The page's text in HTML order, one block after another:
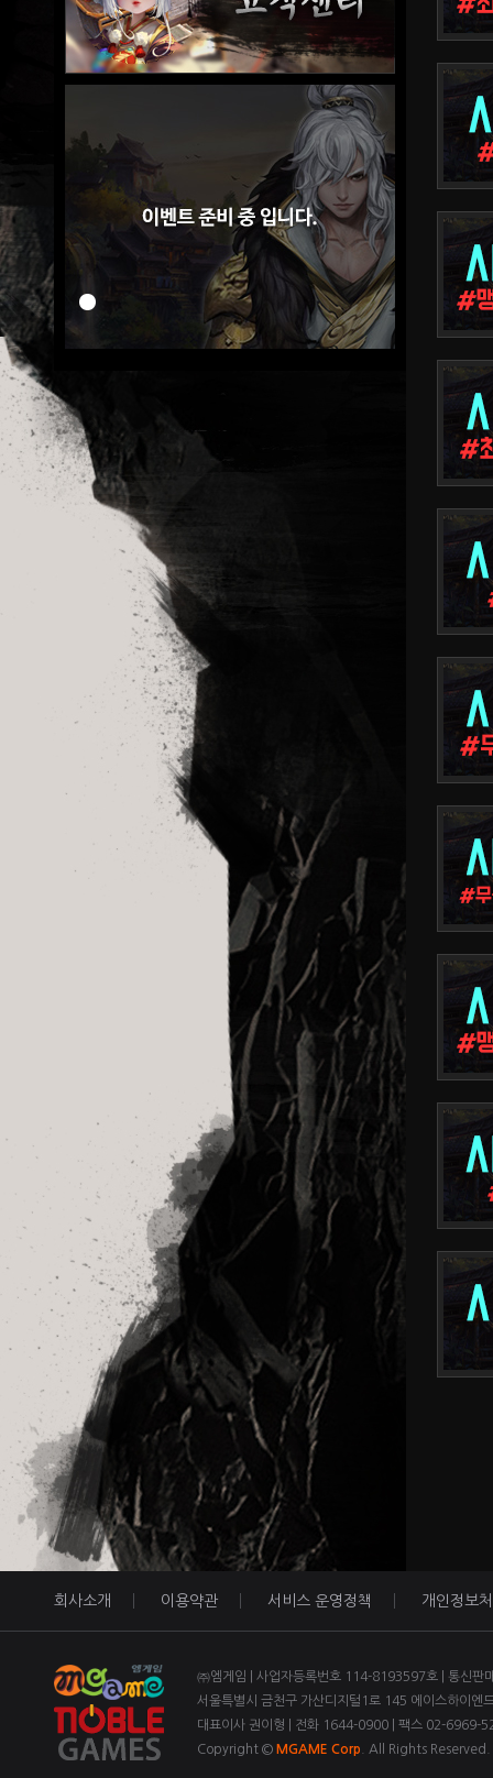
회사소개 이용약관 서비스 운영정책 개인정보
㈜엠게임 | 사업자등록번호 114-8193597호 | 통신판
서울특별시 금천구 가산디지털1로 145 에이스하이엔
대표이사 권이형 | 전화 1644-0900 | 팩스 02-6969-
Copyright © MGAME Corp . All Rights Reserved.